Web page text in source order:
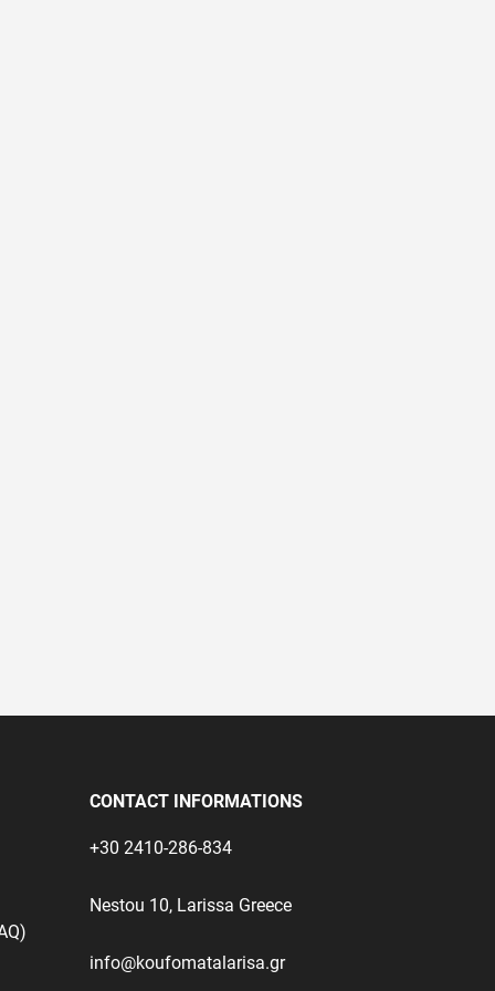
CONTACT INFORMATIONS
+30 2410-286-834
Nestou 10, Larissa Greece
info@koufomatalarisa.gr